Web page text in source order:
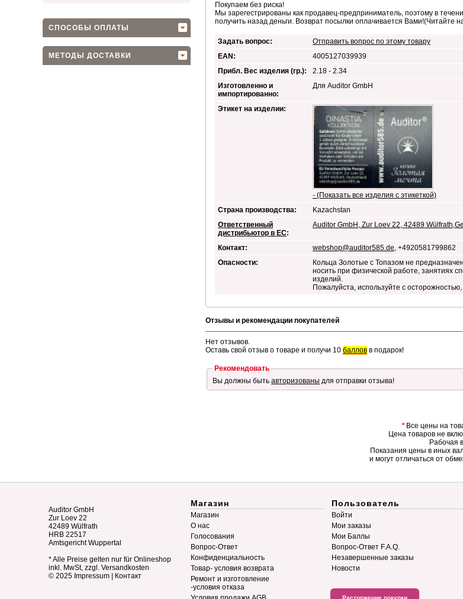
СПОСОБЫ ОПЛАТЫ
МЕТОДЫ ДОСТАВКИ
Покупаем без риска!
Мы зарегестрированы как продавец-предприниматель, поэтому в
получить назад деньги. Возврат посылки оплачивается
Задать вопрос:
Отправить вопрос по этому товару
EAN:
4005127039939
Прибл. Вес изделия (гр.):
2.18 - 2.34
Изготовленно и
импортированно:
Для Auditor GmbH
Этикет на изделии:
- (Показать все изделия с этикеткой)
Страна производства:
Kazachstan
Ответственный
дистрибьютор в ЕС:
Auditor GmbH, Zur Loev 22, 42489
Контакт: webshop@auditor585.de, +4920581799862
Опасности:
Кольца Золотые с Топазом не
носить при физической работе, занятиях
изделий.
Пожалуйста, используйте с
Отзывы и рекомендации покупателей
Нет отзывов.
Оставь свой отзыв о товаре и получи 10 баллов в подарок!
Рекомендовать
Вы должны быть авторизованы для отправки отзыва!
*Все цены на
Цена товаров не
Рабочая
Показания цены в иных
и могут отличаться от
Auditor GmbH
Zur Loev 22
42489 Wülfrath
HRB 22517
Amtsgericht Wuppertal
* Alle Preise gelten nur für Onlineshop
inkl. MwSt, zzgl. Versandkosten
© 2025 Impressum | Контакт
Магазин
Магазин
О нас
Голосования
Вопрос-Ответ
Конфиденциальность
Товар- условия возврата
Ремонт и изготовление
-условия отказа
Пользователь
Войти
Мои заказы
Мои Баллы
Вопрос-Ответ F.A.Q.
Незавершенные заказы
Новости
Расторжение покупки